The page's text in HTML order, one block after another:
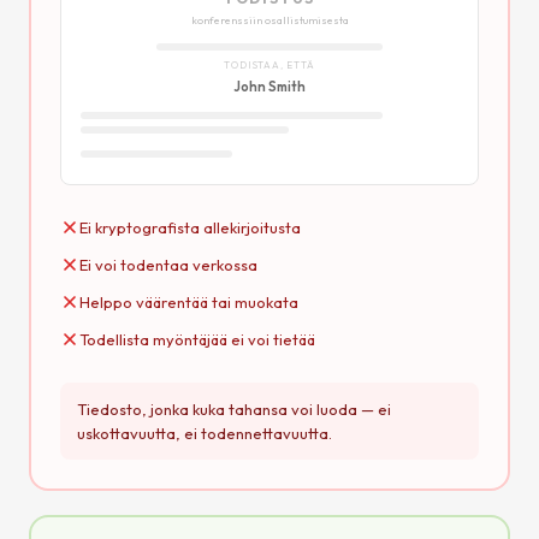
konferenssiin osallistumisesta
TODISTAA, ETTÄ
John Smith
Ei kryptografista allekirjoitusta
Ei voi todentaa verkossa
Helppo väärentää tai muokata
Todellista myöntäjää ei voi tietää
Tiedosto, jonka kuka tahansa voi luoda — ei
uskottavuutta, ei todennettavuutta.